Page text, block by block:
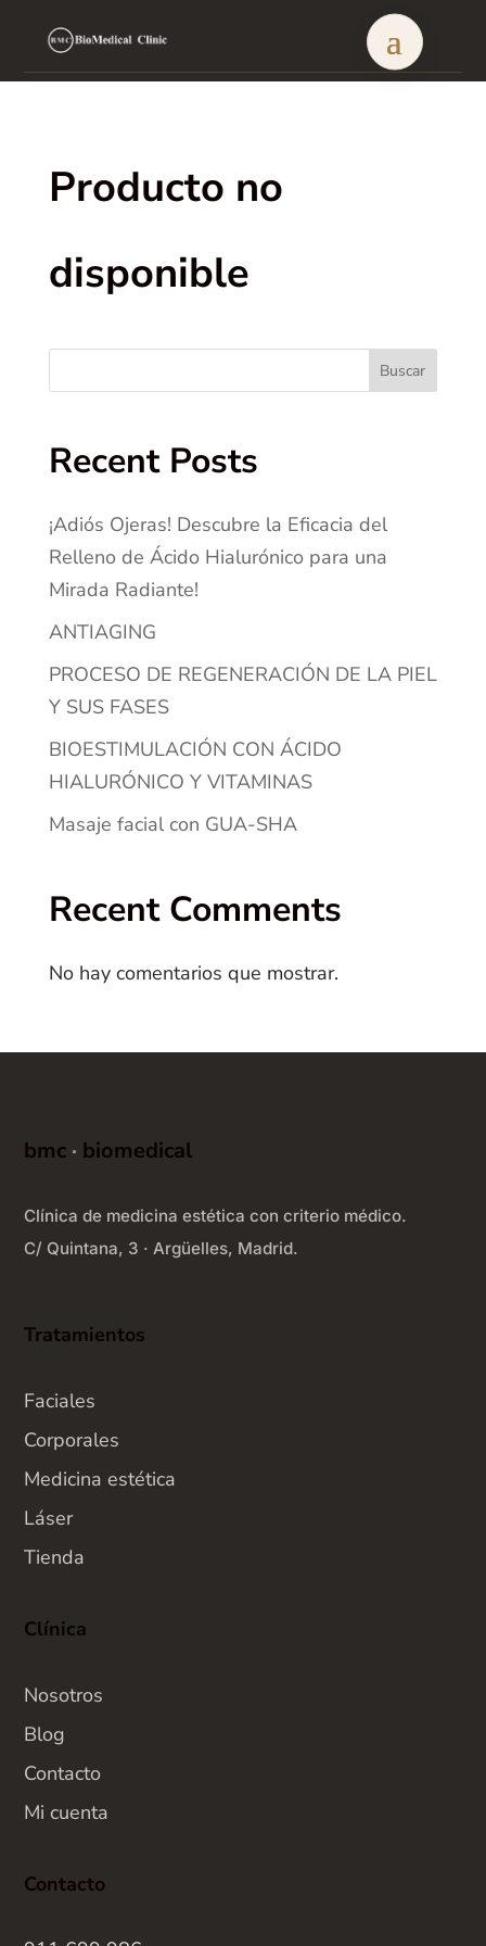
Producto no
disponible
Buscar
Recent Posts
¡Adiós Ojeras! Descubre la Eficacia del
Relleno de Ácido Hialurónico para una
Mirada Radiante!
ANTIAGING
PROCESO DE REGENERACIÓN DE LA PIEL
Y SUS FASES
BIOESTIMULACIÓN CON ÁCIDO
HIALURÓNICO Y VITAMINAS
Masaje facial con GUA-SHA
Recent Comments
No hay comentarios que mostrar.
bmc · biomedical
Clínica de medicina estética con criterio médico.
C/ Quintana, 3 · Argüelles, Madrid.
Tratamientos
Faciales
Corporales
Medicina estética
Láser
Tienda
Clínica
Nosotros
Blog
Contacto
Mi cuenta
Contacto